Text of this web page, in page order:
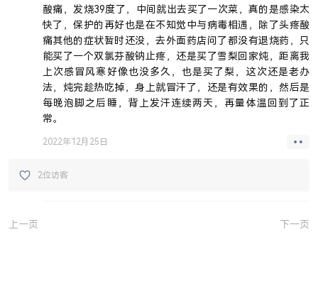
酸痛，发烧39度了，中间就出去买了一次菜，真的是感染太
快了，保护的再好也是在不知觉中与病毒相遇，除了头疼酸
痛其他的症状暂时还没，去外面药店问了都没有退烧药，只
能买了一个双氯芬酸钠止疼，还是买了雪梨回家炖，距离我
上次感冒风寒好像也没多久，也是买了梨，这次还是老办
法，炖完趁热吃掉，身上就冒汗了，还是有效果的，然后是
每晚泡脚之后睡，背上发汗连续两天，再量体温回到了正
常。
2022年12月25日
2位访客
上一页 下一页